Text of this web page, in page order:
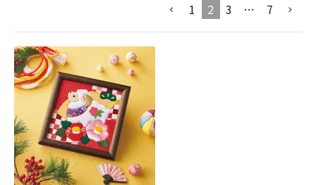
診断チャート
ジャンルで選ぶ
レビューを見る
コーポレートサイト
1
2 3 … 7